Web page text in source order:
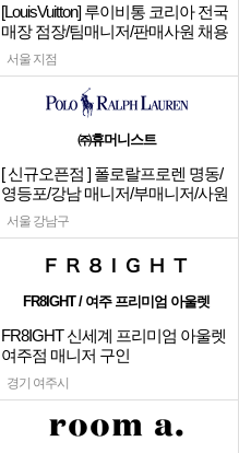
[LouisVuitton] 루이비통 코리아 전국
매장 점장/팀매니저/판매사원 채용
서울 지점
㈜휴머니스트
[ 신규오픈점 ] 폴로랄프로렌 명동/
영등포/강남 매니저/부매니저/사원
서울 강남구
FR8IGHT / 여주 프리미엄 아울렛
FR8IGHT 신세계 프리미엄 아울렛
여주점 매니저 구인
경기 여주시